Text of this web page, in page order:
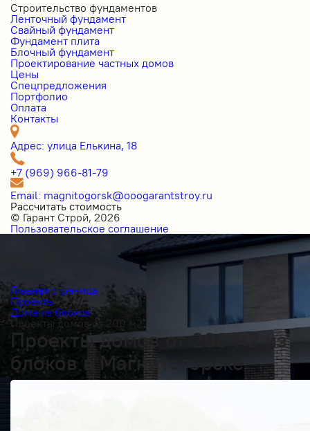
Строительство фундаментов
Ленточный фундамент
Свайный фундамент
Фундамент плита
Блочный фундамент
Проектирование частных домов
Цены
Cпецпредложения
Портфолио
Оплата
Контакты
Адрес: улица Елькина, 18
+7 (969) 966-81-79
Email: magnitogorsk@ooogarantstroy.ru
Рассчитать стоимость
© Гарант Строй, 2026
Пользовательское соглашение
Главная страница
Проекты
Дома из блоков
Проекты домов от 200 м2
Проекты домов от 200 м2 из
блоков в Магнитогорске
Получить косультацию